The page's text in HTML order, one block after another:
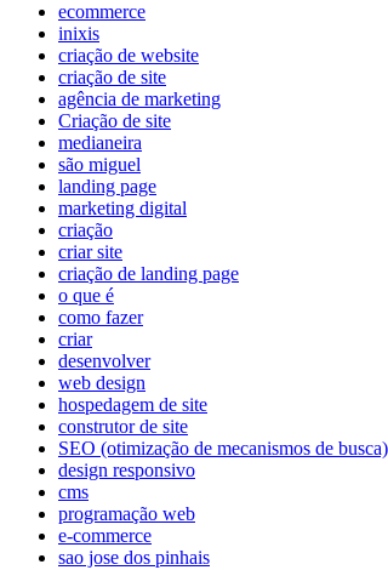
ecommerce
inixis
criação de website
criação de site
agência de marketing
Criação de site
medianeira
são miguel
landing page
marketing digital
criação
criar site
criação de landing page
o que é
como fazer
criar
desenvolver
web design
hospedagem de site
construtor de site
SEO (otimização de mecanismos de busca)
design responsivo
cms
programação web
e-commerce
sao jose dos pinhais